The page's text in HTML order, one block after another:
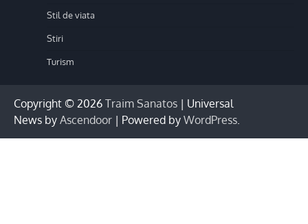
Stil de viata
Stiri
Turism
Copyright © 2026 Traim Sanatos | Universal
News by Ascendoor | Powered by WordPress